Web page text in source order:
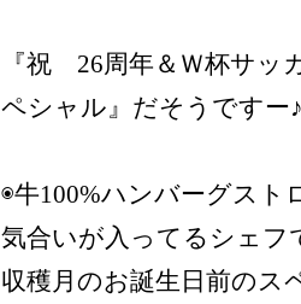
『祝 26周年＆Ｗ杯サッ
ペシャル』だそうですー♪
◉牛100%ハンバーグスト
気合いが入ってるシェフ
収穫月のお誕生日前のス